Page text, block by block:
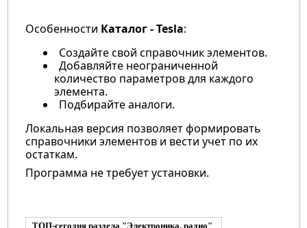
Особенности Каталог - Tesla:
Создайте свой справочник элементов.
Добавляйте неограниченной
количество параметров для каждого
элемента.
Подбирайте аналоги.
Локальная версия позволяет формировать
справочники элементов и вести учет по их
остаткам.
Программа не требует установки.
ТОП-сегодня раздела "Электроника, радио"